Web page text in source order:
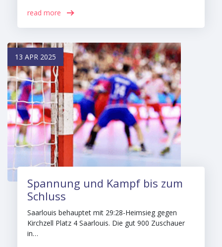
read more
13 APR 2025
Spannung und Kampf bis zum
Schluss
Saarlouis behauptet mit 29:28-Heimsieg gegen
Kirchzell Platz 4 Saarlouis. Die gut 900 Zuschauer
in…